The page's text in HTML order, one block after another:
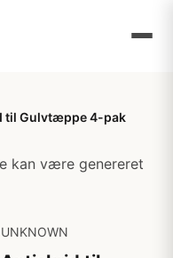
til Gulvtæppe 4-pak
kan være genereret
UNKNOWN